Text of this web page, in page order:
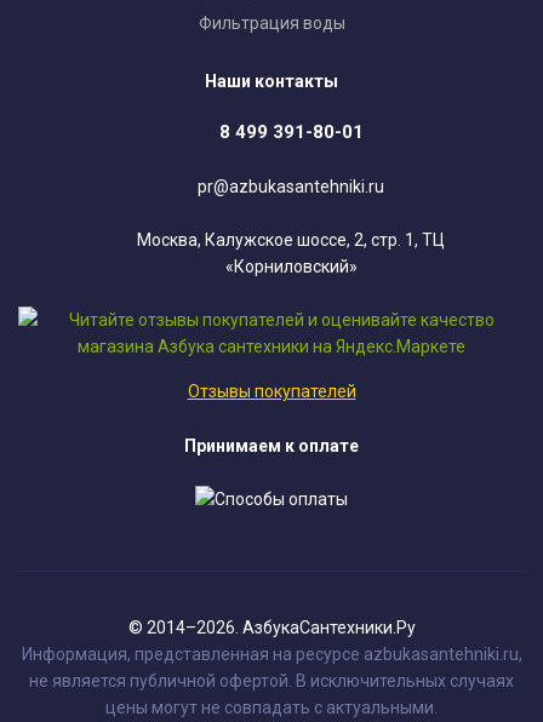
Фильтрация воды
Наши контакты
8 499 391-80-01
pr@azbukasantehniki.ru
Москва, Калужское шоссе, 2, стр. 1, ТЦ
«Корниловский»
Отзывы покупателей
Принимаем к оплате
© 2014–2026. АзбукаСантехники.Ру
Информация, представленная на ресурсе azbukasantehniki.ru,
не является публичной офертой. В исключительных случаях
цены могут не совпадать с актуальными.